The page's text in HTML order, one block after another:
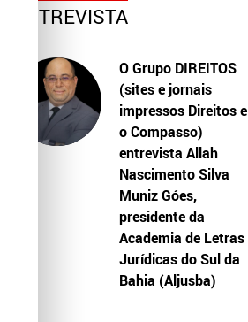
ENTREVISTA
O Grupo DIREITOS
(sites e jornais
impressos Direitos e
o Compasso)
entrevista Allah
Nascimento Silva
Muniz Góes,
presidente da
Academia de Letras
Jurídicas do Sul da
Bahia (Aljusba)